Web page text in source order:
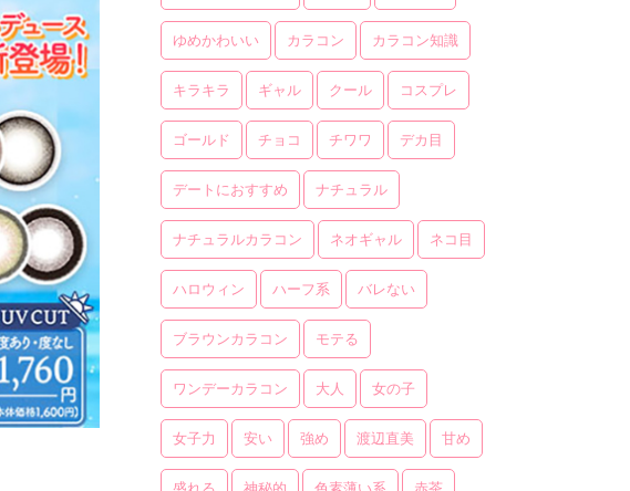
ゆめかわいい カラコン カラコン知識
キラキラ ギャル クール コスプレ
ゴールド チョコ チワワ デカ目
デートにおすすめ ナチュラル
ナチュラルカラコン ネオギャル ネコ目
ハロウィン ハーフ系 バレない
ブラウンカラコン モテる
ワンデーカラコン 大人 女の子
女子力 安い 強め 渡辺直美 甘め